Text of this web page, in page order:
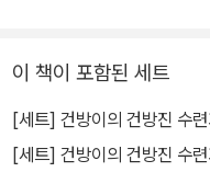
이 책이 포함된 세트
[세트] 건방이의 건방진 수
[세트] 건방이의 건방진 수